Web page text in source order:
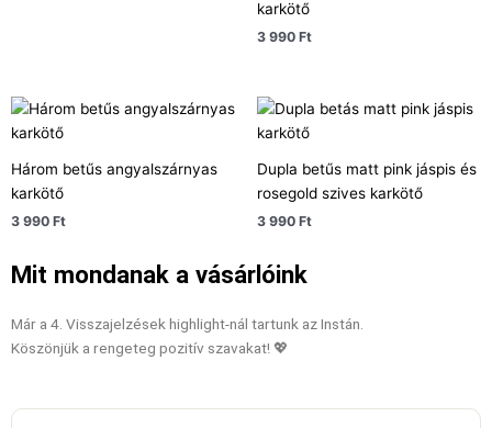
karkötő
3 990 Ft
Három betűs angyalszárnyas
karkötő
3 990 Ft
Dupla betűs matt pink jáspis és
rosegold szives karkötő
3 990 Ft
Mit mondanak a vásárlóink
Már a 4. Visszajelzések highlight-nál tartunk az Instán.
Köszönjük a rengeteg pozitív szavakat! 💖